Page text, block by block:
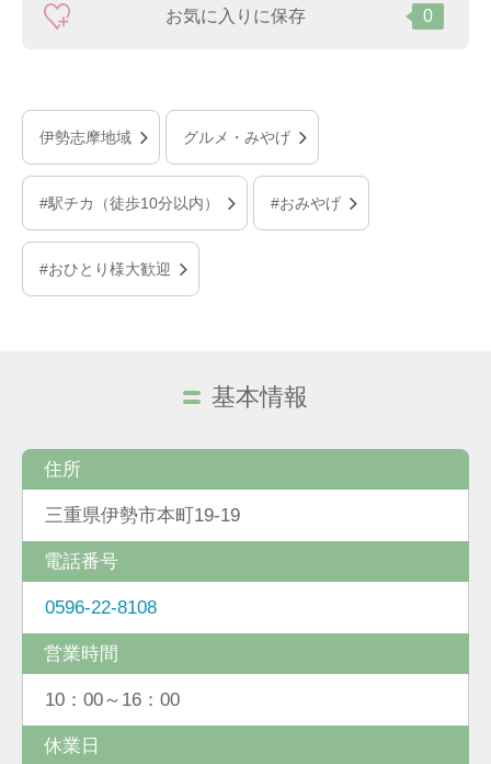
お気に入りに保存 0
伊勢志摩地域 グルメ・みやげ
#駅チカ（徒歩10分以内） #おみやげ
#おひとり様大歓迎
基本情報
住所
三重県伊勢市本町19-19
電話番号
0596-22-8108
営業時間
10：00～16：00
休業日